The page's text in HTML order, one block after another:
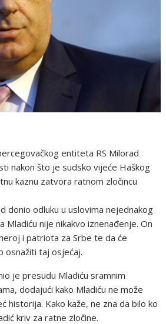
entiteta RS Milorad
nakon što je sudsko vijeće Haškog
kaznu zatvora ratnom zločincu
donio odluku u uslovima nejednakog
nije nikakvo iznenađenje. On
i patriota za Srbe te da će
osnažiti taj osjećaj.
je presudu Mladiću sramnim
dodajući kako Mladiću ne može
historija. Kako kaže, ne zna da bilo ko
kriv za ratne zločine.